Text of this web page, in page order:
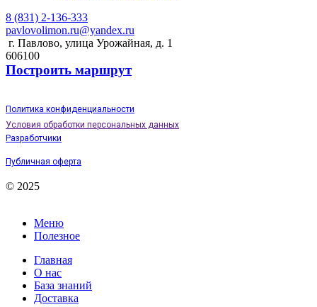
8 (831) 2-136-333
pavlovolimon.ru@yandex.ru
г. Павлово, улица Урожайная, д. 1
606100
Построить маршрут
Политика конфиденциальности
Условия обработки персональных данных
Разработчики
Публичная оферта
© 2025
Меню
Полезное
Главная
О нас
База знаний
Доставка